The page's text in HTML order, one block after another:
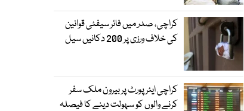
کراچی، صدر میں فائر سیفٹی قوانین
کی خلاف ورزی پر 200 دکانیں سیل
کراچی ایئرپورٹ پر بیرون ملک سفر
کرنے والوں کو سہولت دینے کا فیصلہ